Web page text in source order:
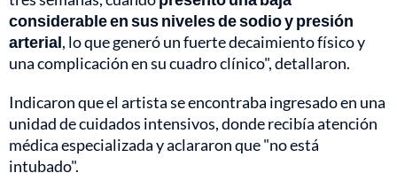
considerable en sus niveles de sodio y presión
arterial, lo que generó un fuerte decaimiento físico y
una complicación en su cuadro clínico", detallaron.
Indicaron que el artista se encontraba ingresado en una
unidad de cuidados intensivos, donde recibía atención
médica especializada y aclararon que "no está
intubado".